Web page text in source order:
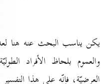
يكن يناسب البحث عنه هنا
والعموم بلحاظ الأفراد
العرضيّة، فإنّه على هذا